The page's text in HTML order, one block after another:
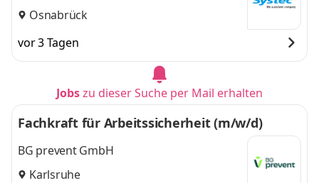
Osnabrück
vor 3 Tagen
Jobszu dieser Suche per Mail erhalten
Fachkraft für Arbeitssicherheit (m/w/d)
BG prevent GmbH
Karlsruhe